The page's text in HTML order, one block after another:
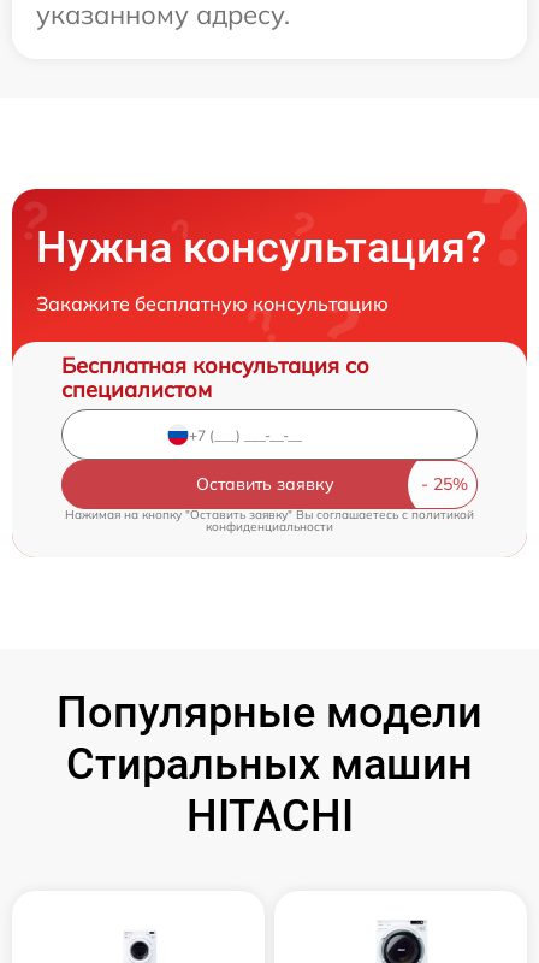
указанному адресу.
Нужна консультация?
Закажите бесплатную консультацию
Бесплатная консультация со
специалистом
Оставить заявку
Нажимая на кнопку "Оставить заявку" Вы соглашаетесь cполитикой
конфиденциальности
Популярные модели
Стиральных машин
HITACHI